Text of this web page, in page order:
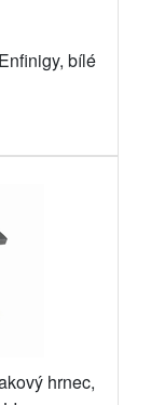
bílé
hrnec,